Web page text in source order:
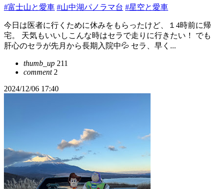
#富士山と愛車 #山中湖パノラマ台 #星空と愛車
今日は医者に行くために休みをもらったけど、１4時前に帰
宅。 天気もいいしこんな時はセラで走りに行きたい！ でも
肝心のセラが先月から長期入院中💦 セラ、早く...
thumb_up 211
comment2
2024/12/06 17:40